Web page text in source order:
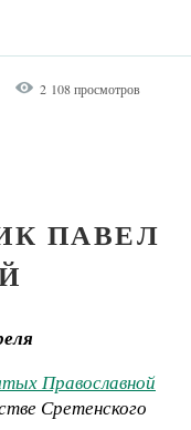
2 108 просмотров
ПАВЕЛ
Православной
Сретенского